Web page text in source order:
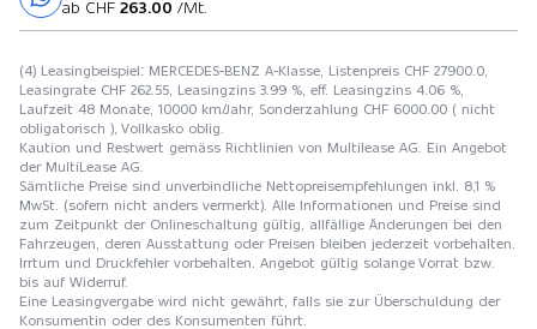
ab CHF 263.00 /Mt.
(4) Leasingbeispiel: MERCEDES-BENZ A-Klasse, Listenpreis CHF 27900.0,
Leasingrate CHF 262.55, Leasingzins 3.99 %, eff. Leasingzins 4.06 %,
Laufzeit 48 Monate, 10000 km/Jahr, Sonderzahlung CHF 6000.00 ( nicht
obligatorisch ), Vollkasko oblig.
Kaution und Restwert gemäss Richtlinien von Multilease AG. Ein Angebot
der MultiLease AG.
Sämtliche Preise sind unverbindliche Nettopreisempfehlungen inkl. 8,1 %
MwSt. (sofern nicht anders vermerkt). Alle Informationen und Preise sind
zum Zeitpunkt der Onlineschaltung gültig, allfällige Änderungen bei den
Fahrzeugen, deren Ausstattung oder Preisen bleiben jederzeit vorbehalten.
Irrtum und Druckfehler vorbehalten. Angebot gültig solange Vorrat bzw.
bis auf Widerruf.
Eine Leasingvergabe wird nicht gewährt, falls sie zur Überschuldung der
Konsumentin oder des Konsumenten führt.